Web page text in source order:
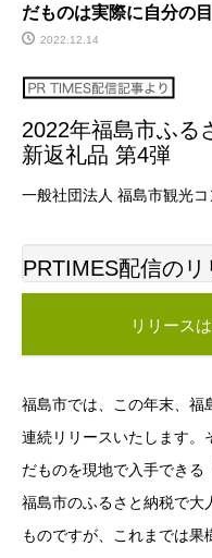
だものは実際に自分の
2022.12.14
2022年福島市ふる
新返礼品 第4弾
一般社団法人 福島市観光
PRTIMES配信のリ
リリース
福島市では、この年末、福
連続リリースいたします。
だものを現地で入手できる
福島市のふるさと納税で大
ものですが、これまでは果